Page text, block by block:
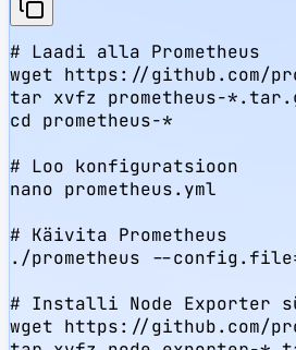
# Laadi alla Prometheus
wget https://github.com/
tar xvfz prometheus-
cd prometheus-*
# Loo konfiguratsioon
nano prometheus.yml
# Käivita Prometheus
./prometheus --
# Installi Node Exporter
wget https://github.com/